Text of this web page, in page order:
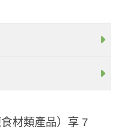
材類產品）享 7